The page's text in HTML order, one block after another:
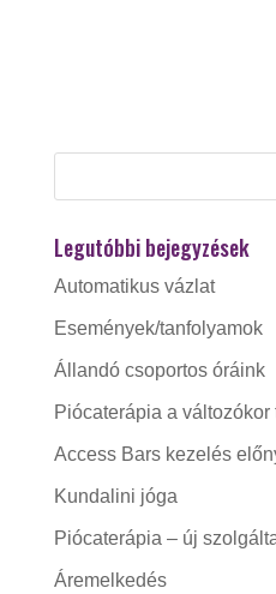
Legutóbbi bejegyzések
Automatikus vázlat
Események/tanfolyamok
Állandó csoportos óráink
Piócaterápia a
Access Bars kezelés
Kundalini jóga
Piócaterápia – új
Áremelkedés